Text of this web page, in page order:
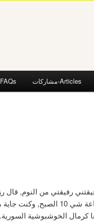
مشاركات-Articles
فيقتني رفيقتي من النوم,
لعندي عالبيت, كانت الساعة
كرمال الخوشبوشية السورية.